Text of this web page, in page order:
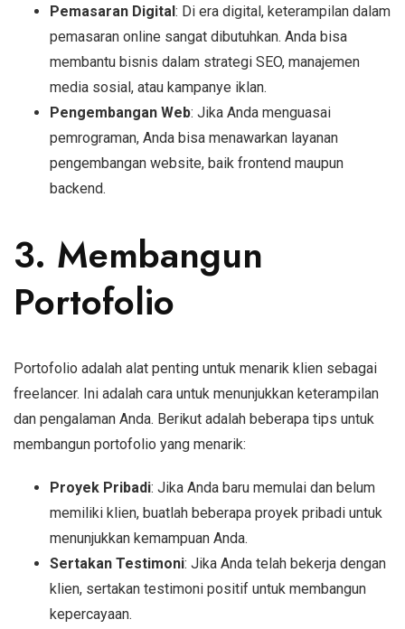
Pemasaran Digital : Di era digital, keterampilan dalam
pemasaran online sangat dibutuhkan. Anda bisa
membantu bisnis dalam strategi SEO, manajemen
media sosial, atau kampanye iklan.
Pengembangan Web: Jika Anda menguasai
pemrograman, Anda bisa menawarkan layanan
pengembangan website, baik frontend maupun
backend.
3. Membangun
Portofolio
Portofolio adalah alat penting untuk menarik klien sebagai
freelancer. Ini adalah cara untuk menunjukkan keterampilan
dan pengalaman Anda. Berikut adalah beberapa tips untuk
membangun portofolio yang menarik:
Proyek Pribadi: Jika Anda baru memulai dan belum
memiliki klien, buatlah beberapa proyek pribadi untuk
menunjukkan kemampuan Anda.
Sertakan Testimoni: Jika Anda telah bekerja dengan
klien, sertakan testimoni positif untuk membangun
kepercayaan.